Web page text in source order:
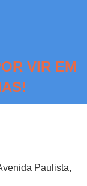
VIR EM
Paulista,